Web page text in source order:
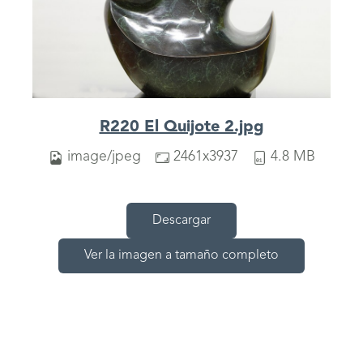
R220 El Quijote 2.jpg
image/jpeg 2461x3937 4.8 MB
Descargar
Ver la imagen a tamaño completo